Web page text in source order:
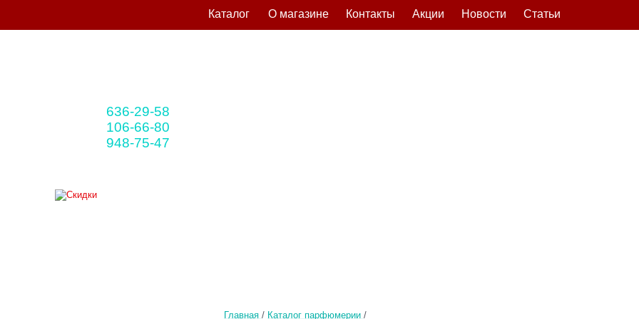
Главная / Каталог парфюмерии /
636-29-58
106-66-80
948-75-47
Статьи
Новости
Акции
Контакты
О магазине
Каталог